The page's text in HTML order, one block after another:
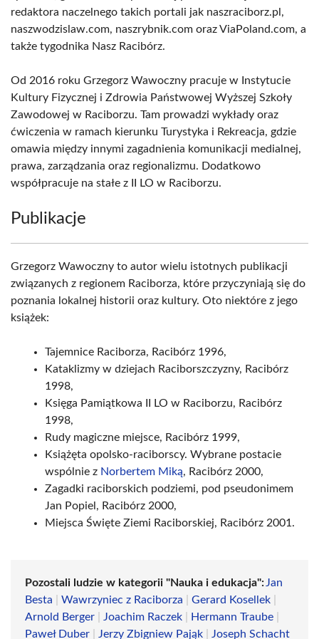
redaktora naczelnego takich portali jak naszraciborz.pl,
naszwodzislaw.com, naszrybnik.com oraz ViaPoland.com, a
także tygodnika Nasz Racibórz.
Od 2016 roku Grzegorz Wawoczny pracuje w Instytucie
Kultury Fizycznej i Zdrowia Państwowej Wyższej Szkoły
Zawodowej w Raciborzu. Tam prowadzi wykłady oraz
ćwiczenia w ramach kierunku Turystyka i Rekreacja, gdzie
omawia między innymi zagadnienia komunikacji medialnej,
prawa, zarządzania oraz regionalizmu. Dodatkowo
współpracuje na stałe z II LO w Raciborzu.
Publikacje
Grzegorz Wawoczny to autor wielu istotnych publikacji
związanych z regionem Raciborza, które przyczyniają się do
poznania lokalnej historii oraz kultury. Oto niektóre z jego
książek:
Tajemnice Raciborza, Racibórz 1996,
Kataklizmy w dziejach Raciborszczyzny, Racibórz
1998,
Księga Pamiątkowa II LO w Raciborzu, Racibórz
1998,
Rudy magiczne miejsce, Racibórz 1999,
Książęta opolsko-raciborscy. Wybrane postacie
wspólnie z Norbertem Miką, Racibórz 2000,
Zagadki raciborskich podziemi, pod pseudonimem
Jan Popiel, Racibórz 2000,
Miejsca Święte Ziemi Raciborskiej, Racibórz 2001.
Pozostali ludzie w kategorii "Nauka i edukacja": Jan
Besta
Wawrzyniec z Raciborza Gerard Kosellek
Arnold Berger
Joachim Raczek Hermann Traube
Paweł Duber
Jerzy Zbigniew Pająk Joseph Schacht